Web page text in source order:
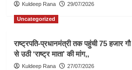
Kuldeep Rana 29/07/2026
Uncategorized
राष्ट्रपति-प्रधानमंत्री तक पहुंची 75 हजार
से उठी ‘राष्ट्र माता’ की मांग,,
Kuldeep Rana 27/07/2026